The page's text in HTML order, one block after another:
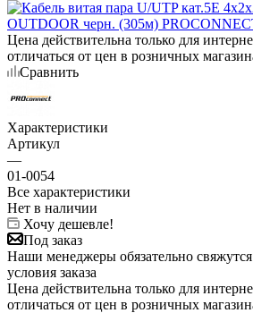
Цена действительна только для
отличаться от цен в розничных
Сравнить
Характеристики
Артикул
—
01-0054
Все характеристики
Нет в наличии
Хочу дешевле!
Под заказ
Наши менеджеры обязательно
условия заказа
Цена действительна только для
отличаться от цен в розничных